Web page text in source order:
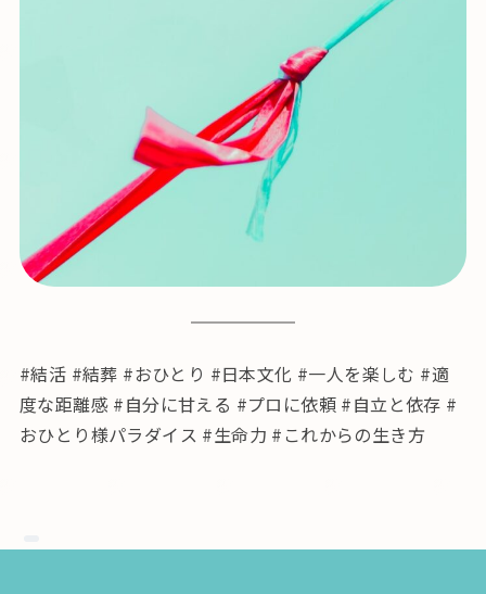
#結活 #結葬 #おひとり #日本文化 #一人を楽しむ #適
度な距離感 #自分に甘える #プロに依頼 #自立と依存 #
おひとり様パラダイス #生命力 #これからの生き方